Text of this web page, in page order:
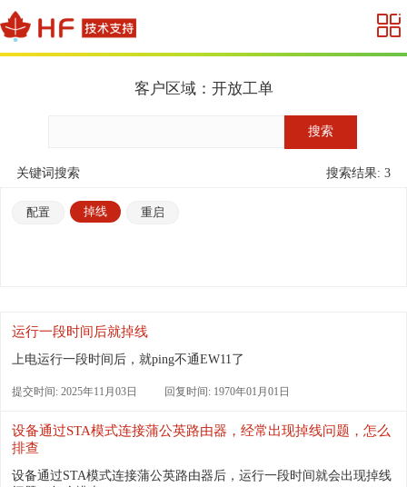
客户区域：开放工单
关键词搜索 搜索结果: 3
配置 掉线 重启
运行一段时间后就掉线
上电运行一段时间后，就ping不通EW11了
提交时间: 2025年11月03日 回复时间: 1970年01月01日
设备通过STA模式连接蒲公英路由器，经常出现掉线问题，怎么
排查
设备通过STA模式连接蒲公英路由器后，运行一段时间就会出现掉线